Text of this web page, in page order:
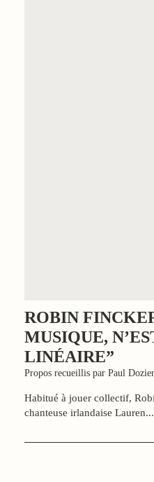
ROBIN
MUSIQUE,
LINÉAIRE”
Propos recueillis par Paul Dozier
Habitué à jouer collectif,
chanteuse irlandaise Lauren...